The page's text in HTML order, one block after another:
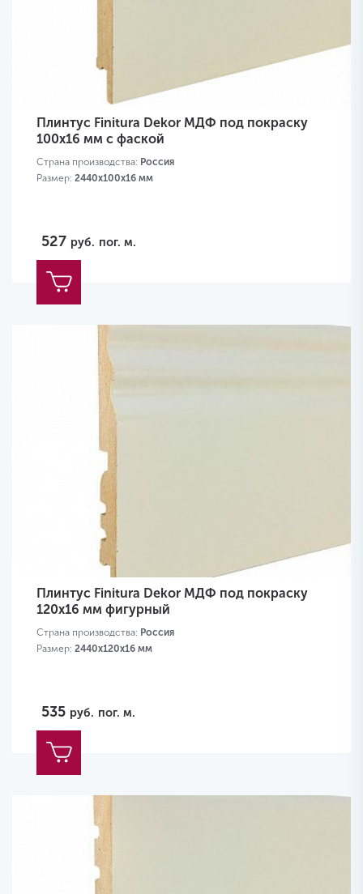
Плинтус Finitura Dekor МДФ под покраску
100x16 мм с фаской
Страна производства: Россия
Размер: 2440х100х16 мм
527 руб. пог. м.
Плинтус Finitura Dekor МДФ под покраску
120x16 мм фигурный
Страна производства: Россия
Размер: 2440х120х16 мм
535 руб. пог. м.